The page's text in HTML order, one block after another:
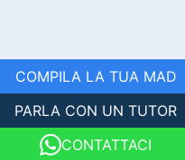
COMPILA LA TUA MAD
PARLA CON UN TUTOR
CONTATTACI